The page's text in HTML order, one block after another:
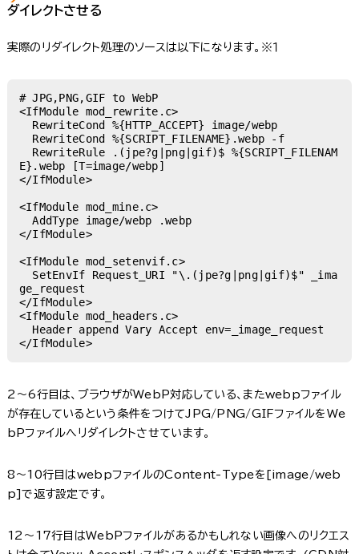
ダイレクトさせる
実際のリダイレクト処理のソースは以下になります。※１
# JPG,PNG,GIF to WebP
<IfModule mod_rewrite.c>
E}.webp [T=image/webp]
</IfModule>
<IfModule mod_mine.c>
  AddType image/webp .webp
</IfModule>
<IfModule mod_setenvif.c>
ge_request
</IfModule>
<IfModule mod_headers.c>
</IfModule>
2〜6行目は、ブラウザがWebP対応している、またwebpファイル
が存在しているという条件をつけてJPG/PNG/GIFファイルをWe
bPファイルへリダイレクトさせています。
8〜10行目はwebpファイルのContent-Typeを[image/web
p]で返す設定です。
12〜17行目はWebPファイルがあるかもしれない画像へのリクエス